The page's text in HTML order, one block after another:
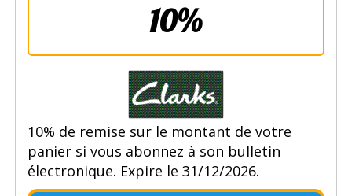
10%
10% de remise sur le montant de votre
panier si vous abonnez à son bulletin
électronique. Expire le 31/12/2026.